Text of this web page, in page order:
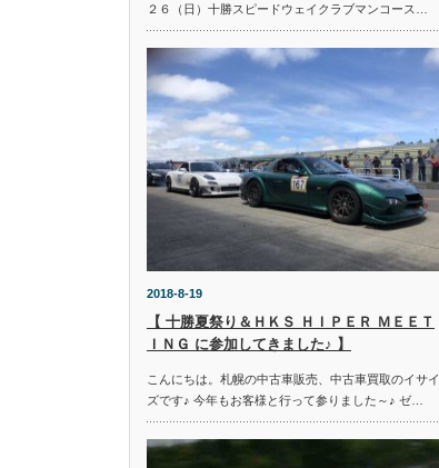
２６（日）十勝スピードウェイクラブマンコース…
2018-8-19
【 十勝夏祭り＆ＨＫＳ ＨＩＰＥＲ ＭＥＥＴ
ＩＮＧ に参加してきました♪ 】
こんにちは。札幌の中古車販売、中古車買取のイサイ
ズです♪ 今年もお客様と行って参りました～♪ ゼ…